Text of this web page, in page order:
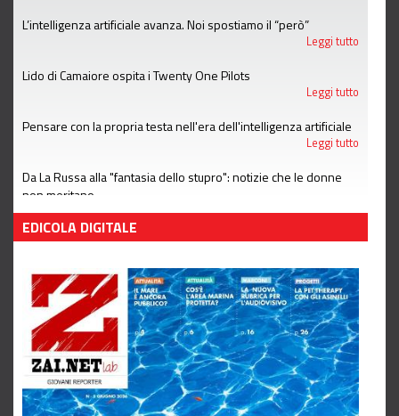
L’intelligenza artificiale avanza. Noi spostiamo il “però”
Leggi tutto
Lido di Camaiore ospita i Twenty One Pilots
Leggi tutto
Pensare con la propria testa nell'era dell'intelligenza artificiale
Leggi tutto
Da La Russa alla "fantasia dello stupro": notizie che le donne
non meritano
Leggi tutto
EDICOLA DIGITALE